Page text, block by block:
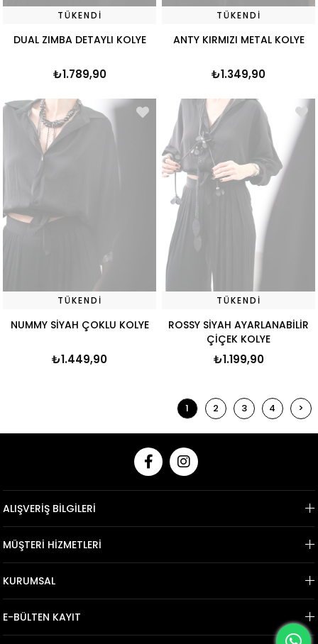
TÜKENDI
DUAL ZIMBA DETAYLI KOLYE
₺1.789,90
TÜKENDI
ANTY KIRMIZI METAL KOLYE
₺1.349,90
TÜKENDI
NUMMY SİYAH ÇOKLU KOLYE
₺1.449,90
TÜKENDI
ROSSY SİYAH AYARLANABİLİR
ÇİÇEK KOLYE
₺1.199,90
1 2 3 4 >
ALIŞVERİŞ BİLGİLERİ
MÜŞTERİ HİZMETLERİ
KURUMSAL
E-BÜLTEN KAYIT